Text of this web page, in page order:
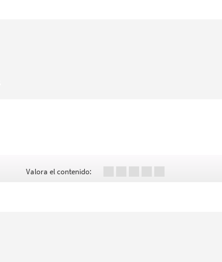
Valora el contenido: